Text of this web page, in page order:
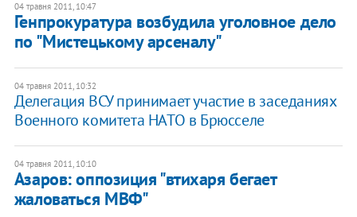
04 травня 2011, 10:47
Генпрокуратура возбудила уголовное дело
по "Мистецькому арсеналу"​
04 травня 2011, 10:32
Делегация ВСУ принимает участие в заседаниях
Военного комитета НАТО в Брюсселе
04 травня 2011, 10:10
​Азаров: оппозиция "втихаря бегает
жаловаться МВФ"